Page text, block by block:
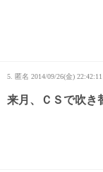
5. 匿名 2014/09/26(金) 22:42:11
来月、ＣＳで吹き